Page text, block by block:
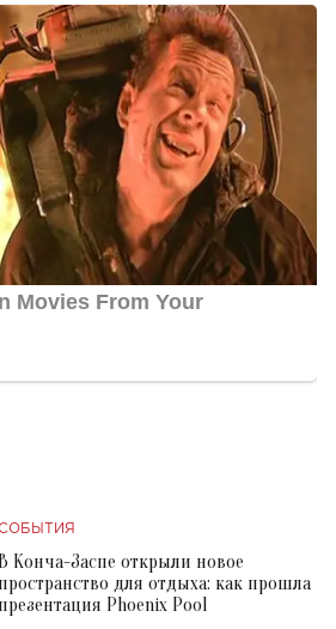
В Конча-Заспе открыли новое
пространство для отдыха: как прошла
презентация Phoenix Pool